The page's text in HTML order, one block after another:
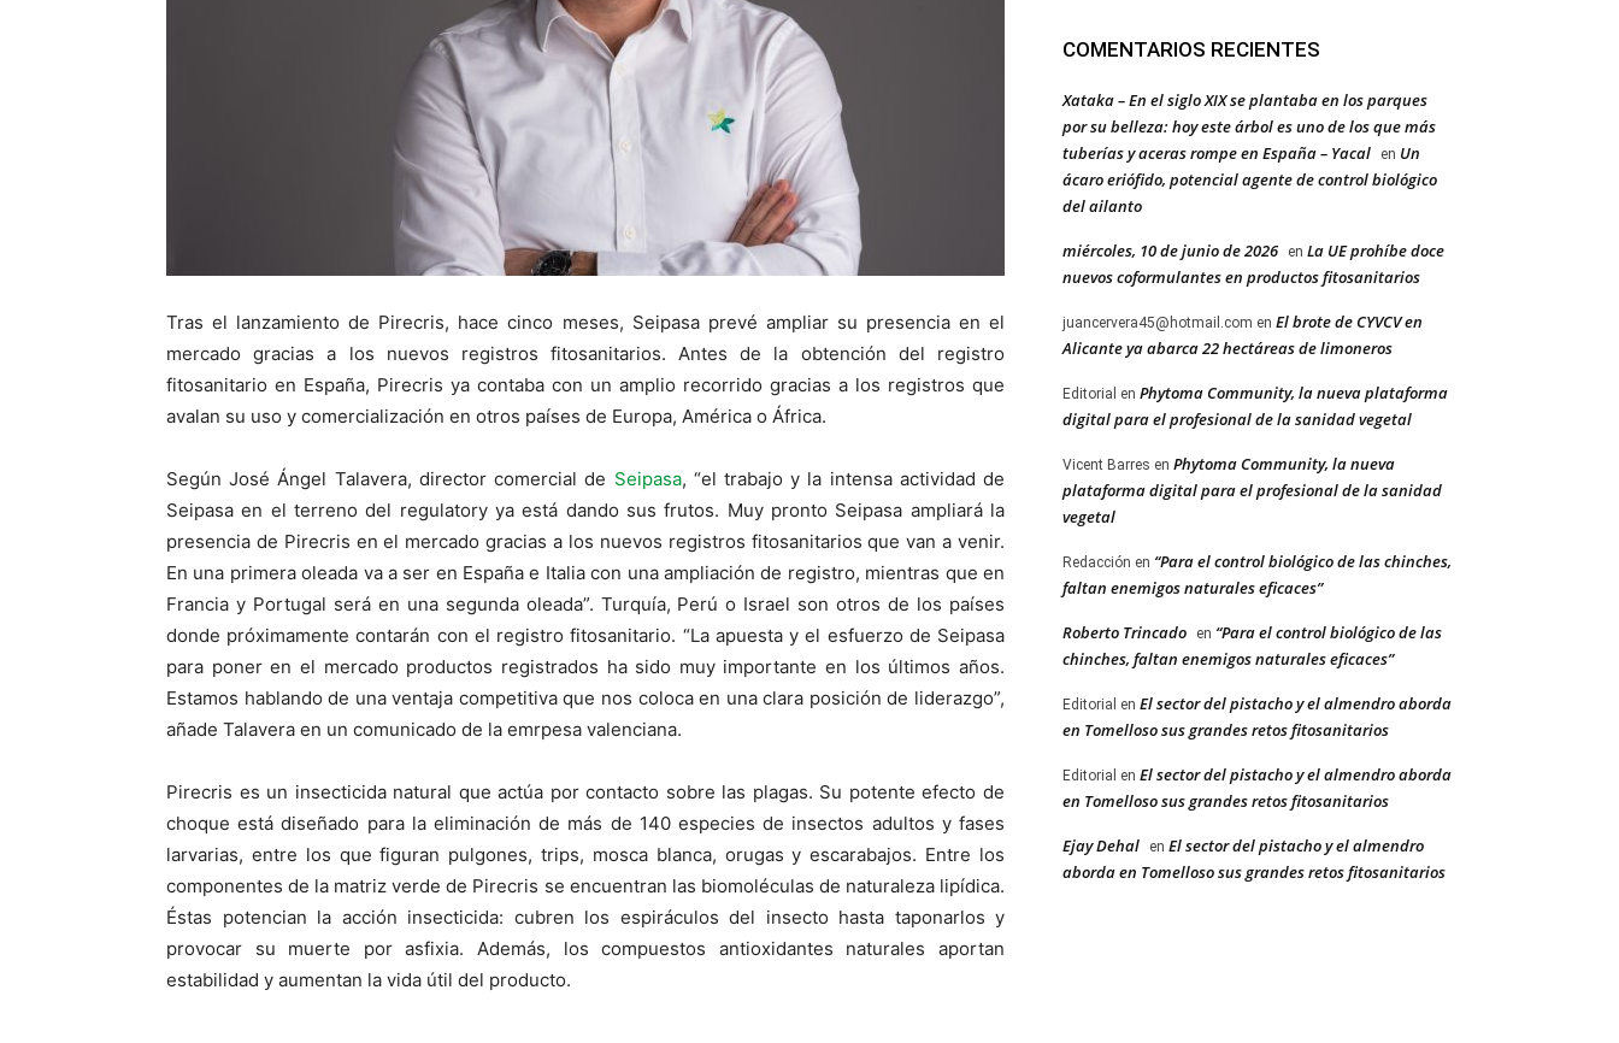
Tras el lanzamiento de Pirecris, hace cinco meses, Seipasa prevé ampliar su presencia en el
mercado gracias a los nuevos registros fitosanitarios. Antes de la obtención del registro
fitosanitario en España, Pirecris ya contaba con un amplio recorrido gracias a los registros que
avalan su uso y comercialización en otros países de Europa, América o África.
Según José Ángel Talavera, director comercial de Seipasa, “el trabajo y la intensa actividad de
Seipasa en el terreno del regulatory ya está dando sus frutos. Muy pronto Seipasa ampliará la
presencia de Pirecris en el mercado gracias a los nuevos registros fitosanitarios que van a venir.
En una primera oleada va a ser en España e Italia con una ampliación de registro, mientras que en
Francia y Portugal será en una segunda oleada”. Turquía, Perú o Israel son otros de los países
donde próximamente contarán con el registro fitosanitario. “La apuesta y el esfuerzo de Seipasa
para poner en el mercado productos registrados ha sido muy importante en los últimos años.
Estamos hablando de una ventaja competitiva que nos coloca en una clara posición de liderazgo”,
añade Talavera en un comunicado de la emrpesa valenciana.
Pirecris es un insecticida natural que actúa por contacto sobre las plagas. Su potente efecto de
choque está diseñado para la eliminación de más de 140 especies de insectos adultos y fases
larvarias, entre los que figuran pulgones, trips, mosca blanca, orugas y escarabajos. Entre los
componentes de la matriz verde de Pirecris se encuentran las biomoléculas de naturaleza lipídica.
Éstas potencian la acción insecticida: cubren los espiráculos del insecto hasta taponarlos y
provocar su muerte por asfixia. Además, los compuestos antioxidantes naturales aportan
estabilidad y aumentan la vida útil del producto.
COMENTARIOS RECIENTES
Xataka – En el siglo XIX se plantaba en los parques
por su belleza: hoy este árbol es uno de los que más
tuberías y aceras rompe en España – Yacal
en Un
ácaro eriófido, potencial agente de control biológico
del ailanto
miércoles, 10 de junio de 2026 en La UE prohíbe doce
nuevos coformulantes en productos fitosanitarios
juancervera45@hotmail.com en El brote de CYVCV en
Alicante ya abarca 22 hectáreas de limoneros
Editorial en Phytoma Community, la nueva plataforma
digital para el profesional de la sanidad vegetal
Vicent Barres en Phytoma Community, la nueva
plataforma digital para el profesional de la sanidad
vegetal
Redacción en “Para el control biológico de las chinches,
faltan enemigos naturales eficaces”
Roberto Trincado en “Para el control biológico de las
chinches, faltan enemigos naturales eficaces”
Editorial en El sector del pistacho y el almendro aborda
en Tomelloso sus grandes retos fitosanitarios
Editorial en El sector del pistacho y el almendro aborda
en Tomelloso sus grandes retos fitosanitarios
Ejay Dehal en El sector del pistacho y el almendro
aborda en Tomelloso sus grandes retos fitosanitarios